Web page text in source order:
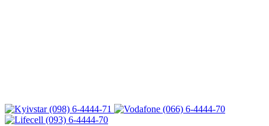
(098) 6-4444-71
(066) 6-4444-70
(093) 6-4444-70